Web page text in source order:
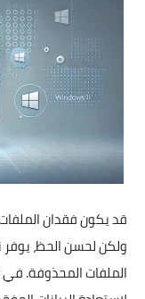
قد يكون فقدان
الملفات المحذوفة.